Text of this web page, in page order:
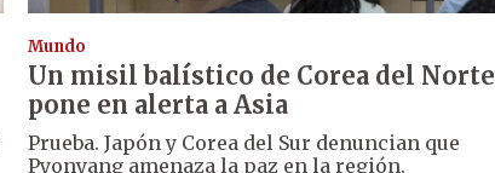
Mundo
Un misil balístico de Corea del Norte
pone en alerta a Asia
Prueba. Japón y Corea del Sur denuncian que
Pyonyang amenaza la paz en la región.